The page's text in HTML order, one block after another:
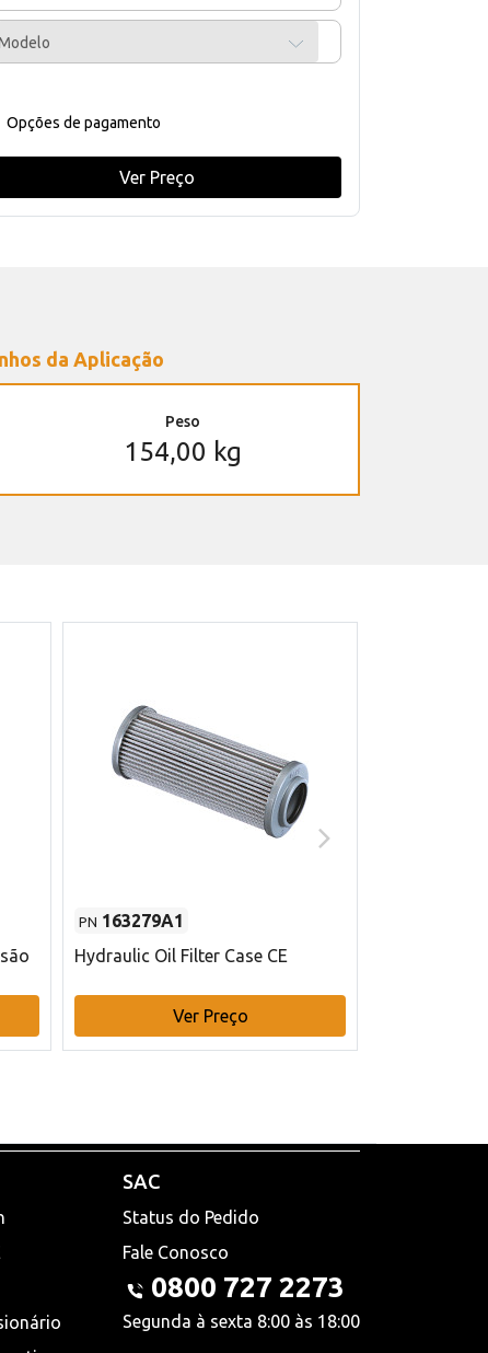
Opções de pagamento
Ver Preço
da Aplicação
Peso
154,00 kg
PN 163279A1
Hydraulic Oil Filter Case CE
Ver Preço
SAC
Status do Pedido
Fale Conosco
0800 727 2273
Segunda à sexta 8:00 às 18:00